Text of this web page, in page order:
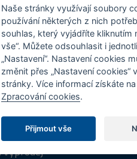
PRODEJNY
trhu více než 10 let
program
registraci
výprodej
vás
Naše stránky využívají soubory
používání některých z nich
souhlas, který vyjádříte kliknutím
vše“. Můžete odsouhlasit i
„Nastavení“. Nastavení cookies
změnit přes „Nastavení cookies“
stránky. Více informací získáte
Zpracování cookies.
Přijmout vše